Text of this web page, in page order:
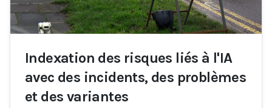
Indexation des risques liés à l'IA
avec des incidents, des problèmes
et des variantes